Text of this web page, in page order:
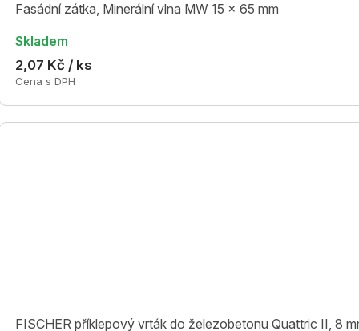
Fasádní zátka, Minerální vlna MW 15 x 65 mm
Skladem
2,07 Kč / ks
Cena s DPH
FISCHER příklepový vrták do železobetonu Quattric II, 8